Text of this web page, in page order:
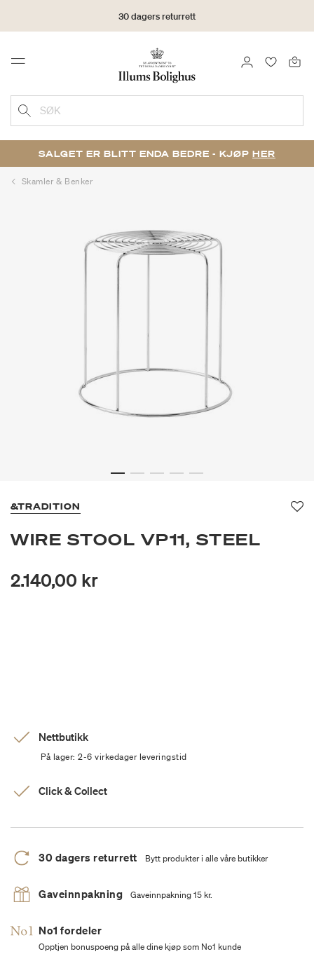
30 dagers returrett
Menu LOGG INN
SØK
SALGET ER BLITT ENDA BEDRE - KJØP HER
Skamler & Benker
&TRADITION
WIRE STOOL VP11, STEEL
2.140,00 kr
Nettbutikk
På lager: 2-6 virkedager leveringstid
Click & Collect
30 dagers returrett Bytt produkter i alle våre butikker
Gaveinnpakning Gaveinnpakning 15 kr.
No1 fordeler
Opptjen bonuspoeng på alle dine kjøp som No1 kunde